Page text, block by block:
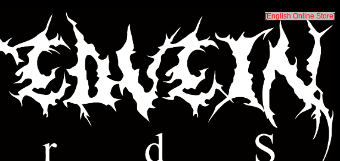
[English Online Store]